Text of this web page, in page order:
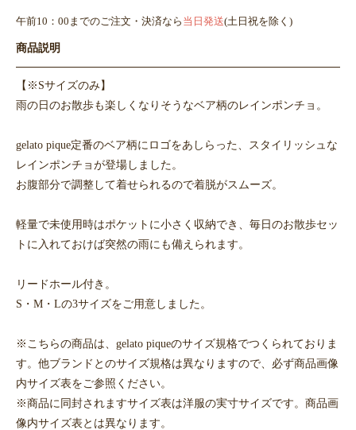
午前10：00までのご注文・決済なら 当日発送(土日祝を除く)
商品説明
【※Sサイズのみ】
雨の日のお散歩も楽しくなりそうなベア柄のレインポンチョ。
gelato pique定番のベア柄にロゴをあしらった、スタイリッシュな
レインポンチョが登場しました。
お腹部分で調整して着せられるので着脱がスムーズ。
軽量で未使用時はポケットに小さく収納でき、毎日のお散歩セッ
トに入れておけば突然の雨にも備えられます。
リードホール付き。
S・M・Lの3サイズをご用意しました。
※こちらの商品は、gelato piqueのサイズ規格でつくられておりま
す。他ブランドとのサイズ規格は異なりますので、必ず商品画像
内サイズ表をご参照ください。
※商品に同封されますサイズ表は洋服の実寸サイズです。商品画
像内サイズ表とは異なります。